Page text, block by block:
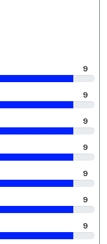
9
9
9
9
9
9
9